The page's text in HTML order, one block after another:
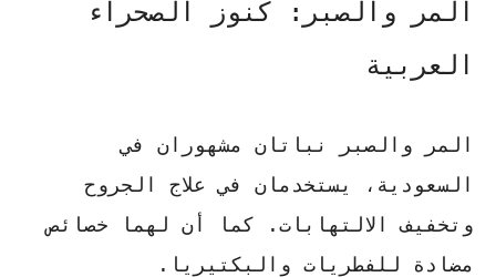
المر والصبر: كنوز الصحراء
العربية
المر والصبر نباتان مشهوران في
السعودية، يستخدمان في علاج الجروح
وتخفيف الالتهابات. كما أن لهما خصائص
مضادة للفطريات والبكتيريا.